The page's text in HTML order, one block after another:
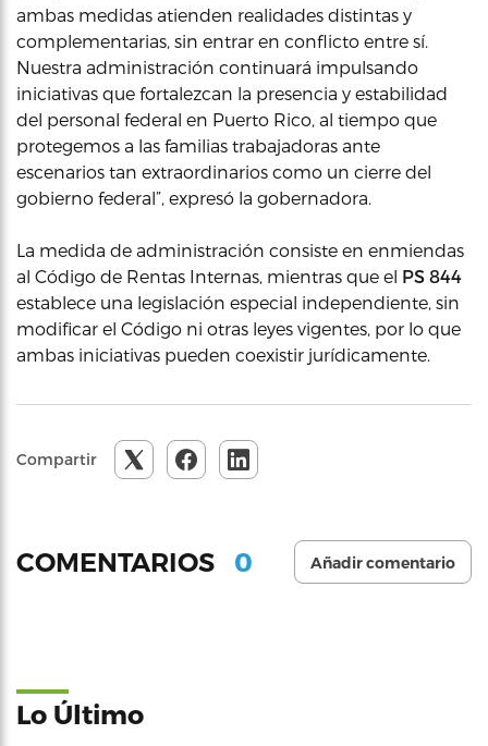
ambas medidas atienden realidades distintas y
complementarias, sin entrar en conflicto entre sí.
Nuestra administración continuará impulsando
iniciativas que fortalezcan la presencia y estabilidad
del personal federal en Puerto Rico, al tiempo que
protegemos a las familias trabajadoras ante
escenarios tan extraordinarios como un cierre del
gobierno federal”, expresó la gobernadora.
La medida de administración consiste en enmiendas
al Código de Rentas Internas, mientras que el PS 844
establece una legislación especial independiente, sin
modificar el Código ni otras leyes vigentes, por lo que
ambas iniciativas pueden coexistir jurídicamente.
Compartir
COMENTARIOS 0 Añadir comentario
Lo Último